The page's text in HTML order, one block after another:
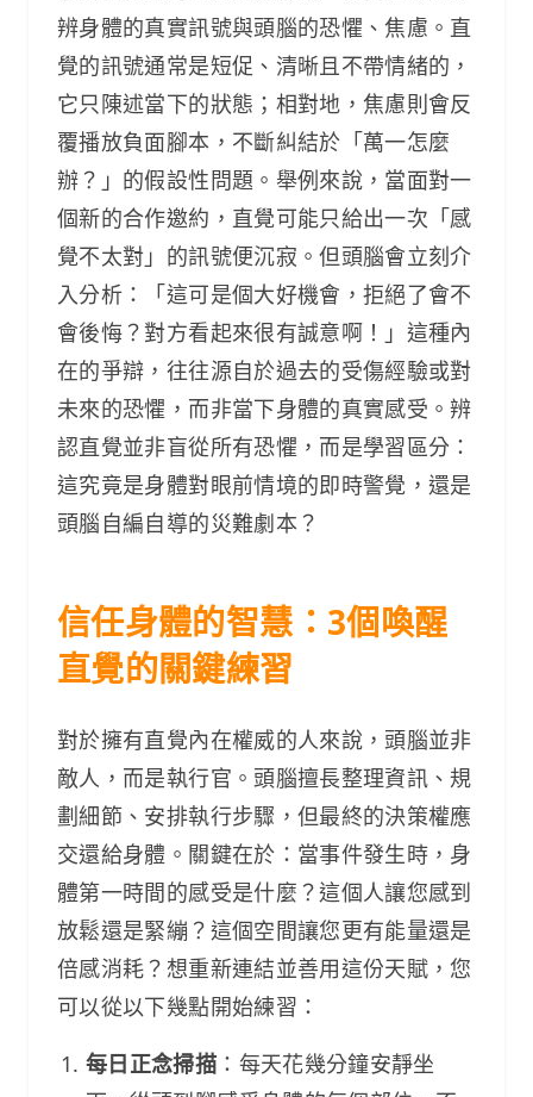
辨身體的真實訊號與頭腦的恐懼、焦慮。直
覺的訊號通常是短促、清晰且不帶情緒的，
它只陳述當下的狀態；相對地，焦慮則會反
覆播放負面腳本，不斷糾結於「萬一怎麼
辦？」的假設性問題。舉例來說，當面對一
個新的合作邀約，直覺可能只給出一次「感
覺不太對」的訊號便沉寂。但頭腦會立刻介
入分析：「這可是個大好機會，拒絕了會不
會後悔？對方看起來很有誠意啊！」這種內
在的爭辯，往往源自於過去的受傷經驗或對
未來的恐懼，而非當下身體的真實感受。辨
認直覺並非盲從所有恐懼，而是學習區分：
這究竟是身體對眼前情境的即時警覺，還是
頭腦自編自導的災難劇本？
信任身體的智慧：3個喚醒
直覺的關鍵練習
對於擁有直覺內在權威的人來說，頭腦並非
敵人，而是執行官。頭腦擅長整理資訊、規
劃細節、安排執行步驟，但最終的決策權應
交還給身體。關鍵在於：當事件發生時，身
體第一時間的感受是什麼？這個人讓您感到
放鬆還是緊繃？這個空間讓您更有能量還是
倍感消耗？想重新連結並善用這份天賦，您
可以從以下幾點開始練習：
每日正念掃描 ：每天花幾分鐘安靜坐